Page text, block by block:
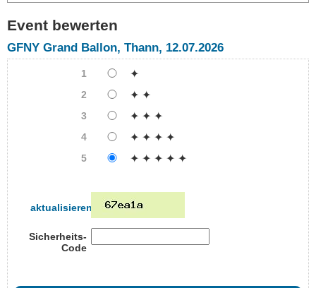
Event bewerten
GFNY Grand Ballon, Thann, 12.07.2026
1 ✦
2 ✦ ✦
3 ✦ ✦ ✦
4 ✦ ✦ ✦ ✦
5 ✦ ✦ ✦ ✦ ✦
aktualisieren
Sicherheits-
Code